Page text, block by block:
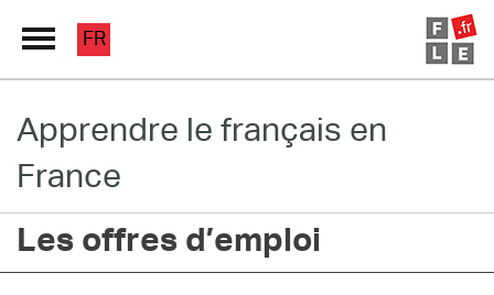
Grand Répertoire
Immersion France
Le français en ligne
FR
Apprendre le français en
France
Les offres d’emploi